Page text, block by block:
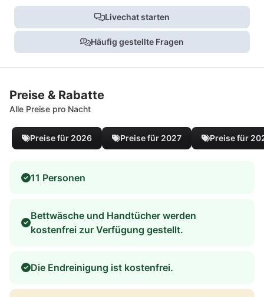
Livechat starten
Häufig gestellte Fragen
Preise & Rabatte
Alle Preise pro Nacht
Preise für 2026 Preise für 2027 Preise für
11 Personen
Bettwäsche und Handtücher werden
kostenfrei zur Verfügung gestellt.
Die Endreinigung ist kostenfrei.